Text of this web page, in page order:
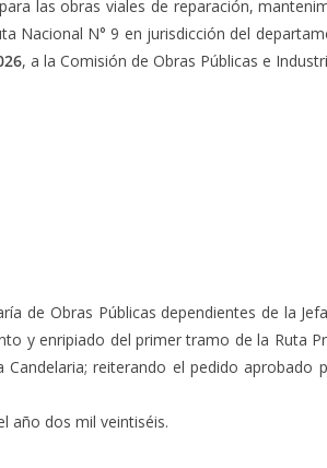
las obras viales de reparación,
Nacional N° 9 en jurisdicción del
, a la Comisión de Obras Públicas e
de Obras Públicas dependientes de la
y enripiado del primer tramo de la Ruta
reiterando el pedido aprobado
año dos mil veintiséis.